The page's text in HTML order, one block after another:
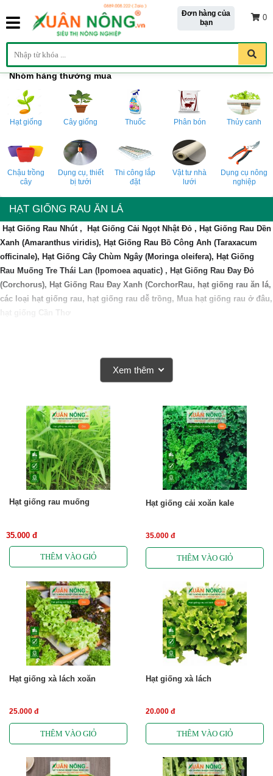
Đơn hàng của
bạn
0
Nhóm hàng thường mua
Hạt giống Cây giống Thuốc Phân bón Thủy canh
Chậu trồng
cây
Dụng cụ, thiết
bị tưới
Thi công lắp
đặt
Vật tư nhà
lưới
Dụng cụ nông
nghiệp
HẠT GIỐNG RAU ĂN LÁ
Hạt Giống Rau Nhút , Hạt Giống Cải Ngọt Nhật Đỏ , Hạt Giống Rau Dền
Xanh (Amaranthus viridis), Hạt Giống Rau Bồ Công Anh (Taraxacum
officinale), Hạt Giống Cây Chùm Ngây (Moringa oleifera), Hạt Giống
Rau Muống Tre Thái Lan (Ipomoea aquatic) , Hạt Giống Rau Đay Đỏ
(Corchorus), Hạt Giống Rau Đay Xanh (CorchorRau, hạt giống rau ăn lá,
các loại hạt giống rau, hạt giống rau dễ trồng, Mua hạt giống rau ở đâu,
hạt giống Cần Thơ
Xem thêm
Hạt giống rau muống
35.000 đ
Hạt giống cải xoăn kale
35.000 đ
Hạt giống xà lách xoăn
25.000 đ
Hạt giống xà lách
20.000 đ